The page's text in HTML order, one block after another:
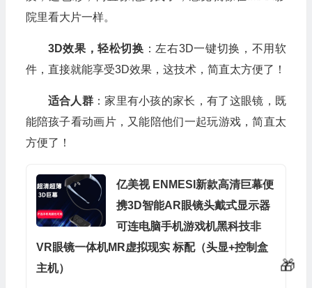
院里看大片一样。
3D效果，轻松切换 ：左右3D一键切换，不用软
件，直接就能享受3D效果，这技术，简直太方便了！
适合人群：家里有小孩的家长，有了这眼镜，既
能陪孩子看动画片，又能陪他们一起玩游戏，简直太
方便了！
亿美视 ENMESI新款高清巨幕便
携3D智能AR眼镜头戴式显示器
可连电脑手机游戏机黑科技非
VR眼镜一体机MR虚拟现实 标配（头显+控制盒
主机）
🎁